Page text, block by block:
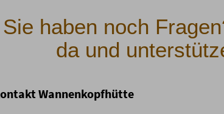
Sie haben noch
da und
Wannenkopfhütte